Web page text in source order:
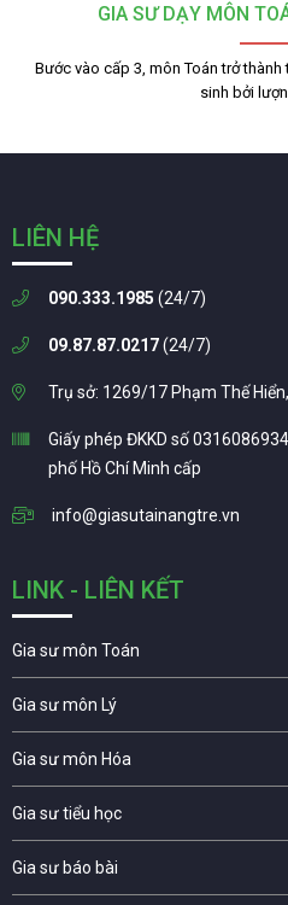
GIA SƯ DẠY MÔN
Bước vào cấp 3, môn Toán trở
sinh bởi
LIÊN HỆ
090.333.1985 (24/7)
09.87.87.0217(24/7)
Trụ sở: 1269/17 Phạm Thế
Giấy phép ĐKKD số
phố Hồ Chí Minh cấp
info@giasutainangtre.vn
LINK - LIÊN KẾT
Gia sư môn Toán
Gia sư môn Lý
Gia sư môn Hóa
Gia sư tiểu học
Gia sư báo bài